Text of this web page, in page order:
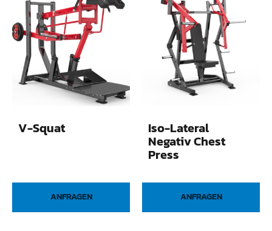
V-Squat
ANFRAGEN
Iso-Lateral
Negativ Chest
Press
ANFRAGEN